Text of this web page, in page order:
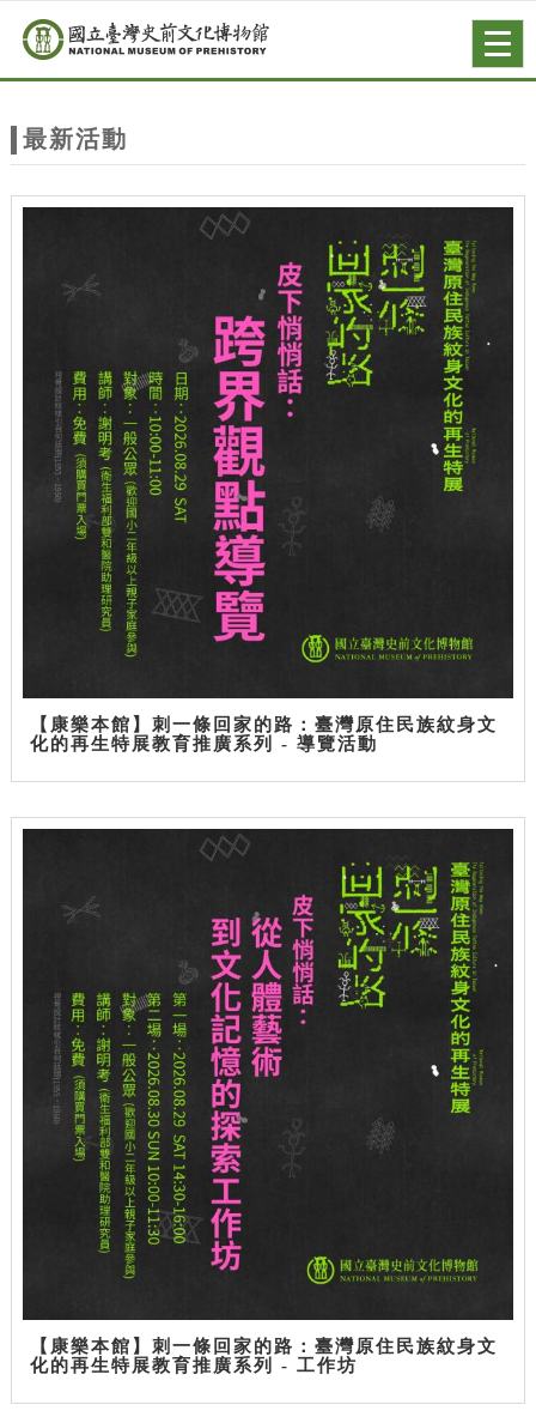
站
主
跳到主要內容
網站導覽
最新活動
【康樂本館】刺一條回家的路：臺灣原住民族紋身文
化的再生特展教育推廣系列 - 導覽活動
【康樂本館】刺一條回家的路：臺灣原住民族紋身文
化的再生特展教育推廣系列 - 工作坊